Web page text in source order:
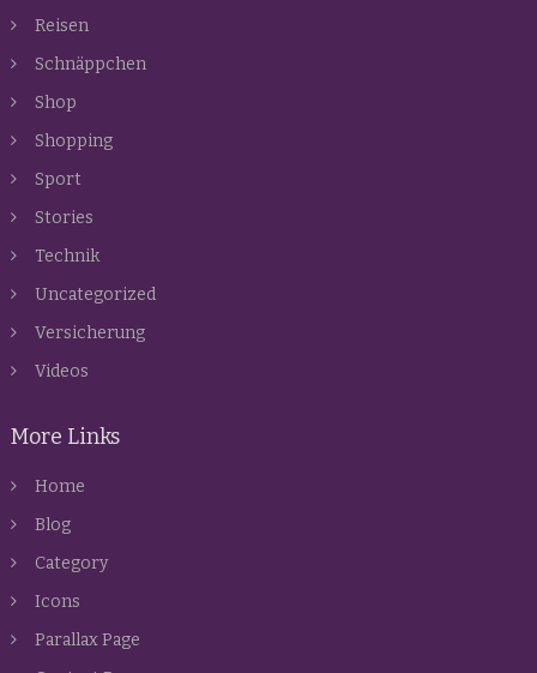
Reisen
Schnäppchen
Shop
Shopping
Sport
Stories
Technik
Uncategorized
Versicherung
Videos
More Links
Home
Blog
Category
Icons
Parallax Page